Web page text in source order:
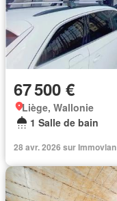
67 500 €
Liège, Wallonie
1 Salle de bain
28 avr. 2026 sur Immovlan